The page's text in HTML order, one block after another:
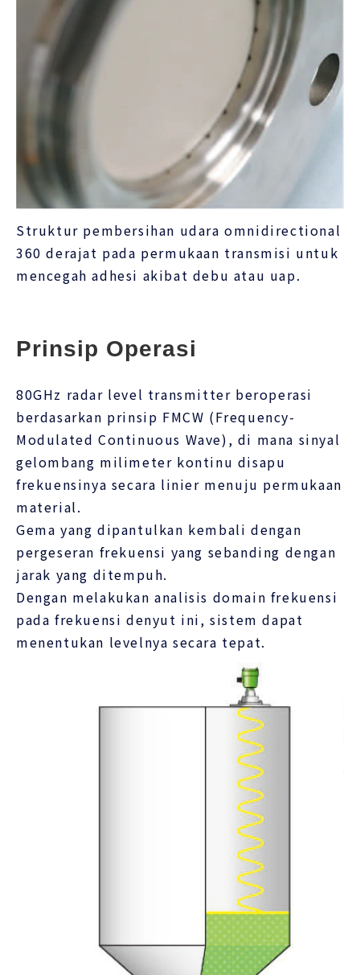
Struktur pembersihan udara omnidirectional
360 derajat pada permukaan transmisi untuk
mencegah adhesi akibat debu atau uap.
Prinsip Operasi
80GHz radar level transmitter beroperasi
berdasarkan prinsip FMCW (Frequency-
Modulated Continuous Wave), di mana sinyal
gelombang milimeter kontinu disapu
frekuensinya secara linier menuju permukaan
material.
Gema yang dipantulkan kembali dengan
pergeseran frekuensi yang sebanding dengan
jarak yang ditempuh.
Dengan melakukan analisis domain frekuensi
pada frekuensi denyut ini, sistem dapat
menentukan levelnya secara tepat.